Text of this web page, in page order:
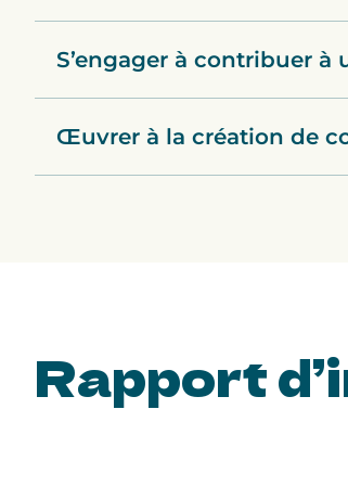
S’engager à contribuer
Œuvrer à la création de
Rapport